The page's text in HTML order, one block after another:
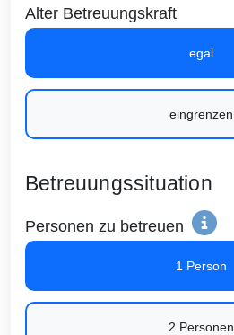
Alter Betreuungskraft
egal
eingrenzen
Betreuungssituation
Personen zu betreuen
1 Person
2 Personen